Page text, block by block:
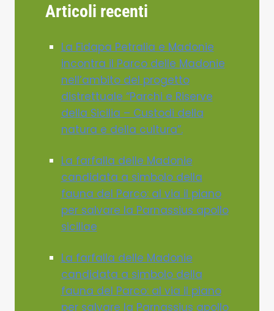
Articoli recenti
La Fidapa Petralia e Madonie
incontra il Parco delle Madonie
nell’ambito del progetto
distrettuale “Parchi e Riserve
della Sicilia – Custodi della
natura e della cultura”.
La farfalla delle Madonie
candidata a simbolo della
fauna del Parco: al via il piano
per salvare la Parnassius apollo
siciliae
La farfalla delle Madonie
candidata a simbolo della
fauna del Parco: al via il piano
per salvare la Parnassius apollo